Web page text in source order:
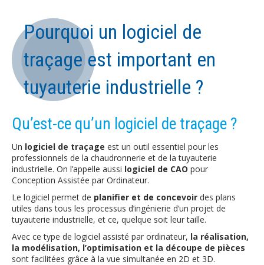
Pourquoi un logiciel de
traçage est important en
tuyauterie industrielle ?
Qu’est-ce qu’un logiciel de traçage ?
Un logiciel de traçage est un outil essentiel pour les
professionnels de la chaudronnerie et de la tuyauterie
industrielle. On l’appelle aussi logiciel de CAO pour
Conception Assistée par Ordinateur.
Le logiciel permet de planifier et de concevoir des plans
utiles dans tous les processus d’ingénierie d’un projet de
tuyauterie industrielle, et ce, quelque soit leur taille.
Avec ce type de logiciel assisté par ordinateur, la réalisation,
la modélisation, l’optimisation et la découpe de pièces
sont facilitées grâce à la vue simultanée en 2D et 3D.